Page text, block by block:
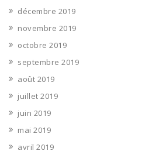
décembre 2019
novembre 2019
octobre 2019
septembre 2019
août 2019
juillet 2019
juin 2019
mai 2019
avril 2019